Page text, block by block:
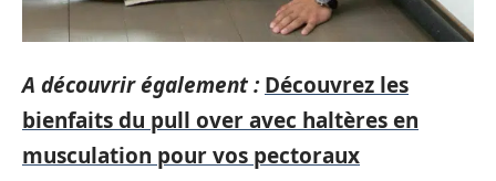
A découvrir également : Découvrez les
bienfaits du pull over avec haltères en
musculation pour vos pectoraux